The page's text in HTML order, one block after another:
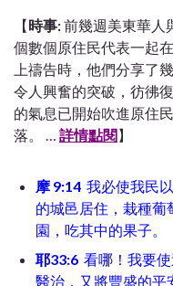
【時事:前幾週美東華人
個數個原住民代表一起
上禱告時，他們分享了
令人興奮的突破，彷彿
的氣息已開始吹進原住
落。
詳情點閱】
摩 9:14 我必使我民
的城邑居住，栽種葡
園，吃其中的果子。
耶33:6 看哪！我要
醫治，又將豐盛的平